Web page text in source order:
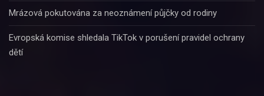
Mrázová pokutována za neoznámení půjčky od rodiny
Evropská komise shledala TikTok v porušení pravidel ochrany
dětí